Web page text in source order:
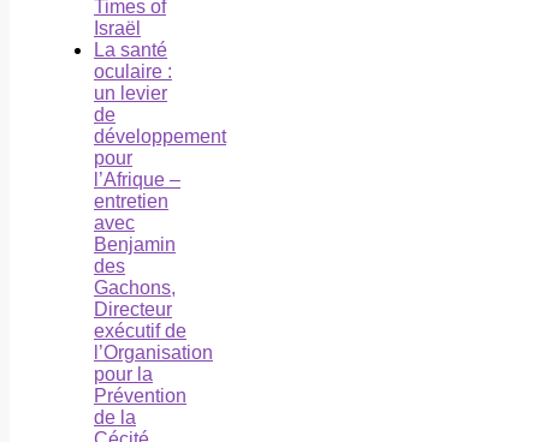
Times of
Israël
La santé
oculaire :
un levier
de
développement
pour
l’Afrique –
entretien
avec
Benjamin
des
Gachons,
Directeur
exécutif de
l’Organisation
pour la
Prévention
de la